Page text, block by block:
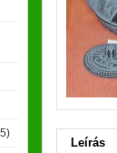
Leírás